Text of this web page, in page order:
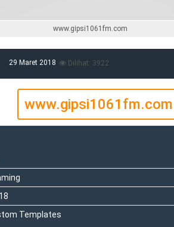
www.gipsi1061fm.com
29 Maret 2018 Dilihat: 3922
www.gipsi1061fm.com
Templates